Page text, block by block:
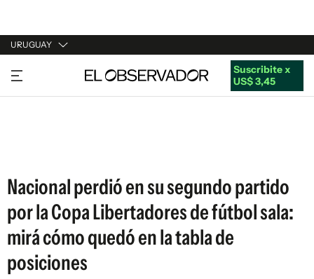
URUGUAY
URUGUAY
ARGENTINA
Suscribite x
US$ 3,45
Nacional perdió en su segundo partido
por la Copa Libertadores de fútbol sala:
mirá cómo quedó en la tabla de
posiciones